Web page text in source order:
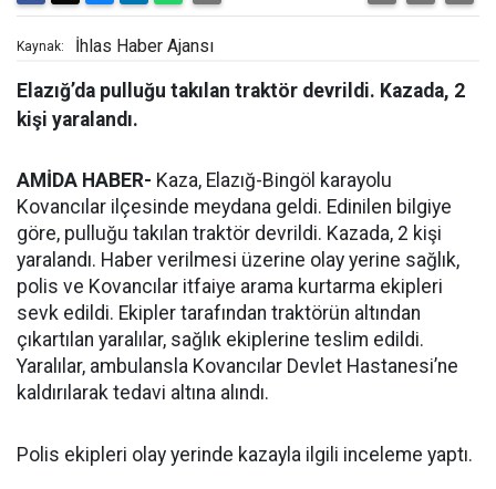
Kaynak: İhlas Haber Ajansı
Elazığ’da pulluğu takılan traktör devrildi. Kazada, 2
kişi yaralandı.
AMİDA HABER- Kaza, Elazığ-Bingöl karayolu
Kovancılar ilçesinde meydana geldi. Edinilen bilgiye
göre, pulluğu takılan traktör devrildi. Kazada, 2 kişi
yaralandı. Haber verilmesi üzerine olay yerine sağlık,
polis ve Kovancılar itfaiye arama kurtarma ekipleri
sevk edildi. Ekipler tarafından traktörün altından
çıkartılan yaralılar, sağlık ekiplerine teslim edildi.
Yaralılar, ambulansla Kovancılar Devlet Hastanesi’ne
kaldırılarak tedavi altına alındı.
Polis ekipleri olay yerinde kazayla ilgili inceleme yaptı.